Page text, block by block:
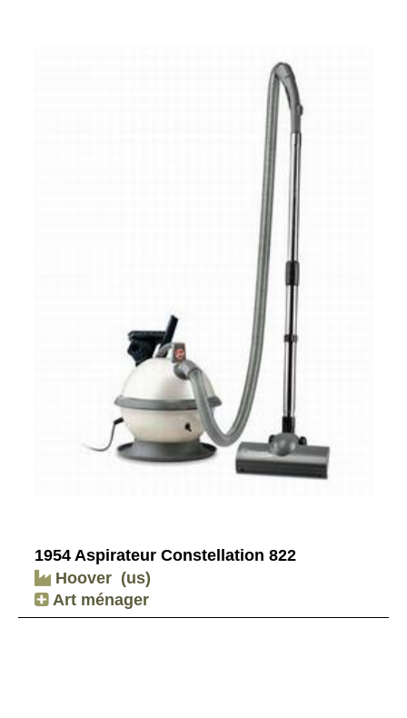
1954 Aspirateur Constellation 822
Hoover (us)
Art ménager